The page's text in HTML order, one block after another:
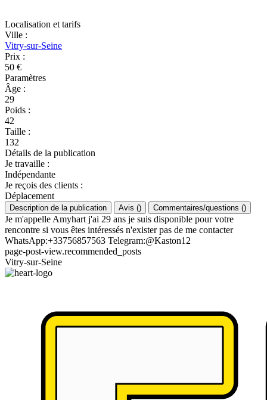
Localisation et tarifs
Ville :
Vitry-sur-Seine
Prix :
50 €
Paramètres
Âge :
29
Poids :
42
Taille :
132
Détails de la publication
Je travaille :
Indépendante
Je reçois des clients :
Déplacement
Description de la publication Avis () Commentaires/questions ()
Je m'appelle Amyhart j'ai 29 ans je suis disponible pour votre
rencontre si vous êtes intéressés n'exister pas de me contacter
WhatsApp:+33756857563 Telegram:@Kaston12
page-post-view.recommended_posts
Vitry-sur-Seine